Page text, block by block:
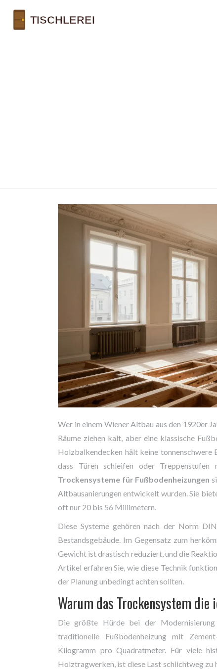
Wer in einem Wiener Altbau aus den 1920er
Räume ziehen kalt, aber eine klassische
Holzbalkendecken hält keine
dass Türen schleifen oder
Trockensysteme für Fußbodenheizungen
Altbausanierungen entwickelt wurden . Sie
oft nur 20 bis 56 Millimetern.
Diese Systeme gehören nach der Norm
Bestandsgebäude. Im Gegensatz zum
Gewicht ist drastisch reduziert, und die
Artikel erfahren Sie, wie diese Technik
der Planung unbedingt achten sollten.
Warum das Trockensystem
Die größte Hürde bei der
traditionelle Fußbodenheizung mit
Kilogramm pro Quadratmeter. Für viele
Holztragwerken, ist diese Last schlichtweg zu